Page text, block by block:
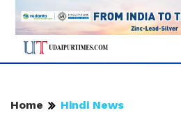
Home Hindi News